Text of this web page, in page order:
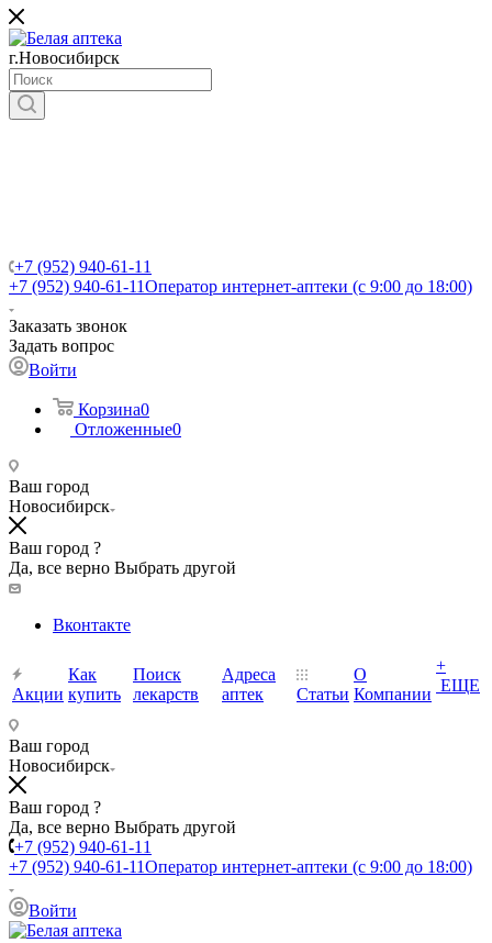
г.Новосибирск
+7 (952) 940-61-11
+7 (952) 940-61-11Оператор интернет-аптеки (с 9:00 до 18:00)
Заказать звонок
Задать вопрос
Войти
Корзина0
Отложенные0
Ваш город
Новосибирск
Ваш город ?
Да, все верно Выбрать другой
Вконтакте
Акции
Как
купить
Поиск
лекарств
Адреса
аптек
Статьи
О
Компании
+
ЕЩЕ
Ваш город
Новосибирск
Ваш город ?
Да, все верно Выбрать другой
+7 (952) 940-61-11
+7 (952) 940-61-11Оператор интернет-аптеки (с 9:00 до 18:00)
Войти